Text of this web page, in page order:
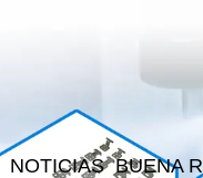
NOTICIAS BUENA